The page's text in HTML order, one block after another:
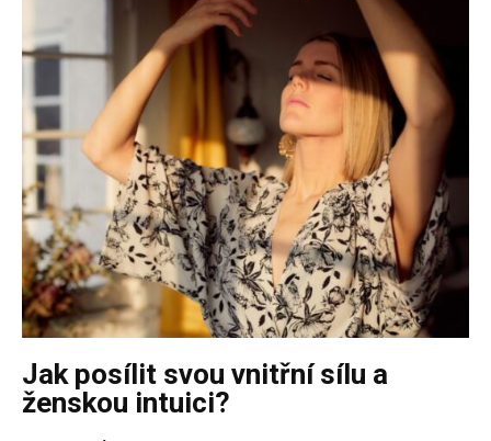
Jak posílit svou vnitřní sílu a
ženskou intuici?